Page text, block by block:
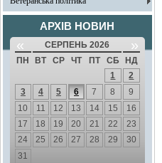
АРХІВ НОВИН
« СЕРПЕНЬ 2026 »
ПН ВТ СР ЧТ ПТ СБ
НД
1
2
3
4 5 6 7 8
9
10
11 12 13 14 15
16
17
18 19 20 21 22
23
24
25 26 27 28 29
30
31